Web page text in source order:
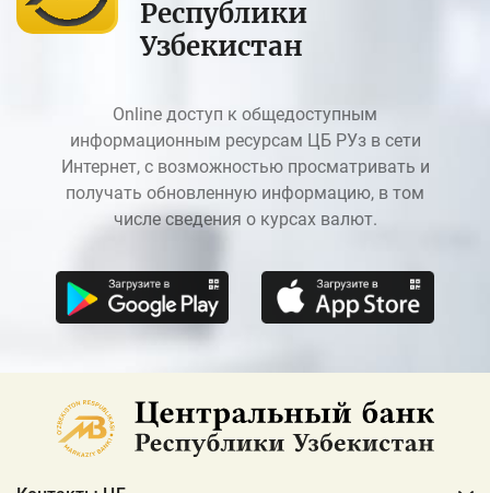
Республики
Узбекистан
Online доступ к общедоступным
информационным ресурсам ЦБ РУз в сети
Интернет, с возможностью просматривать и
получать обновленную информацию, в том
числе сведения о курсах валют.